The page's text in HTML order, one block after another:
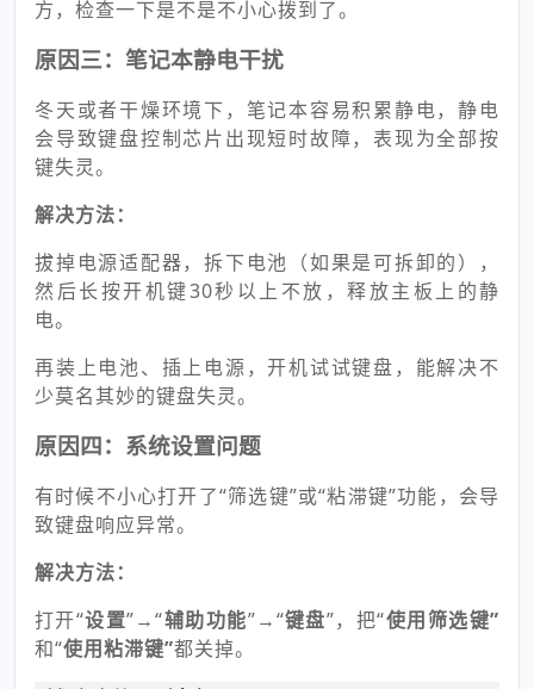
方，检查一下是不是不小心拨到了。
原因三：笔记本静电干扰
冬天或者干燥环境下，笔记本容易积累静电，静电
会导致键盘控制芯片出现短时故障，表现为全部按
键失灵。
解决方法：
拔掉电源适配器，拆下电池（如果是可拆卸的），
然后长按开机键30秒以上不放，释放主板上的静
电。
再装上电池、插上电源，开机试试键盘，能解决不
少莫名其妙的键盘失灵。
原因四：系统设置问题
有时候不小心打开了“筛选键”或“粘滞键”功能，会导
致键盘响应异常。
解决方法：
打开“设置”→“辅助功能”→“键盘”，把“使用筛选键”
和“使用粘滞键”都关掉。